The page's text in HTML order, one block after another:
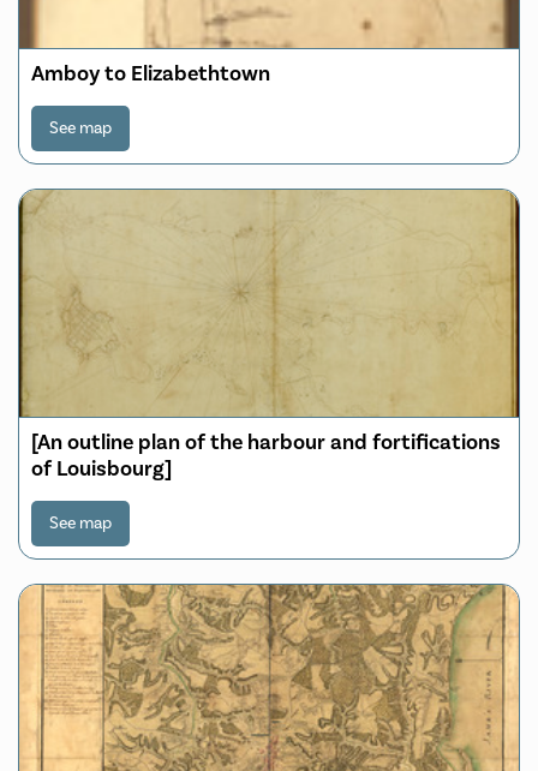
Amboy to Elizabethtown
See map
[An outline plan of the harbour and fortifications
of Louisbourg]
See map